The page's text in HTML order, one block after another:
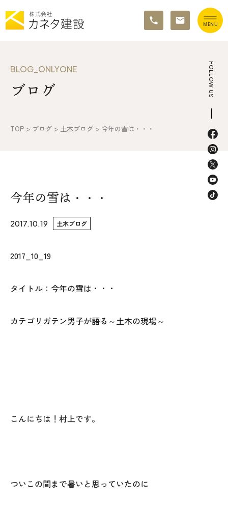
イベント情報
施工事例&お客様の声
不動産情報
会社案内
各種事業
FOLLOW US
BLOG_ONLYONE
ブログ
TOP > ブログ > 土木ブログ > 今年の雪は・・・
今年の雪は・・・
2017.10.19 土木ブログ
2017_10_19
タイトル：今年の雪は・・・
カテゴリガテン男子が語る～土木の現場～
こんにちは！村上です。
ついこの間まで暑いと思っていたのに